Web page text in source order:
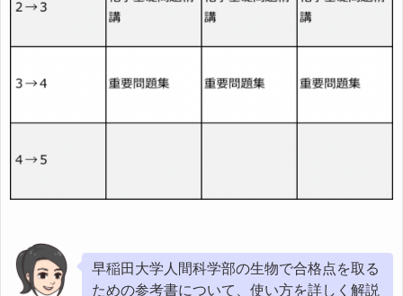
早稲田大学人間科学部の生物で合格点を取る
ための参考書について、使い方を詳しく解説